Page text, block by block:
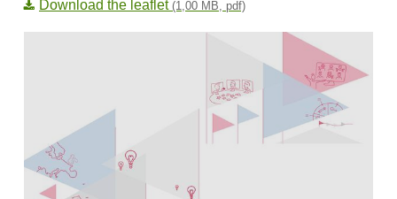
Download the leaflet (1,00 MB, pdf)